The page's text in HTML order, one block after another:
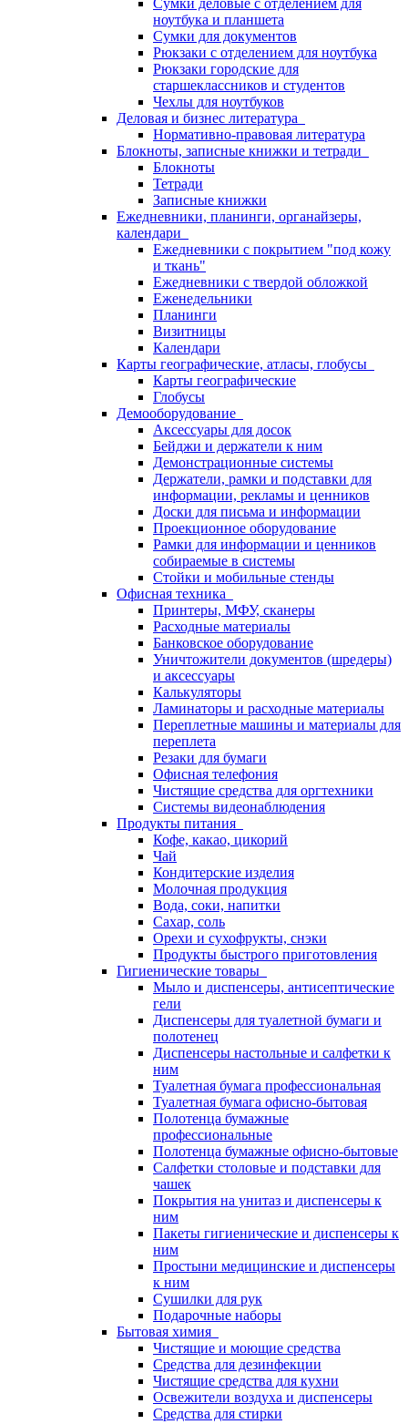
Сумки деловые с отделением для
ноутбука и планшета
Сумки для документов
Рюкзаки с отделением для ноутбука
Рюкзаки городские для
старшеклассников и студентов
Чехлы для ноутбуков
Деловая и бизнес литература
Нормативно-правовая литература
Блокноты, записные книжки и тетради
Блокноты
Тетради
Записные книжки
Ежедневники, планинги, органайзеры,
календари
Ежедневники с покрытием "под кожу
и ткань"
Ежедневники с твердой обложкой
Еженедельники
Планинги
Визитницы
Календари
Карты географические, атласы, глобусы
Карты географические
Глобусы
Демооборудование
Аксессуары для досок
Бейджи и держатели к ним
Демонстрационные системы
Держатели, рамки и подставки для
информации, рекламы и ценников
Доски для письма и информации
Проекционное оборудование
Рамки для информации и ценников
собираемые в системы
Стойки и мобильные стенды
Офисная техника
Принтеры, МФУ, сканеры
Расходные материалы
Банковское оборудование
Уничтожители документов (шредеры)
и аксессуары
Калькуляторы
Ламинаторы и расходные материалы
Переплетные машины и материалы для
переплета
Резаки для бумаги
Офисная телефония
Чистящие средства для оргтехники
Системы видеонаблюдения
Продукты питания
Кофе, какао, цикорий
Чай
Кондитерские изделия
Молочная продукция
Вода, соки, напитки
Сахар, соль
Орехи и сухофрукты, снэки
Продукты быстрого приготовления
Гигиенические товары
Мыло и диспенсеры, антисептические
гели
Диспенсеры для туалетной бумаги и
полотенец
Диспенсеры настольные и салфетки к
ним
Туалетная бумага профессиональная
Туалетная бумага офисно-бытовая
Полотенца бумажные
профессиональные
Полотенца бумажные офисно-бытовые
Салфетки столовые и подставки для
чашек
Покрытия на унитаз и диспенсеры к
ним
Пакеты гигиенические и диспенсеры к
ним
Простыни медицинские и диспенсеры
к ним
Сушилки для рук
Подарочные наборы
Бытовая химия
Чистящие и моющие средства
Средства для дезинфекции
Чистящие средства для кухни
Освежители воздуха и диспенсеры
Средства для стирки